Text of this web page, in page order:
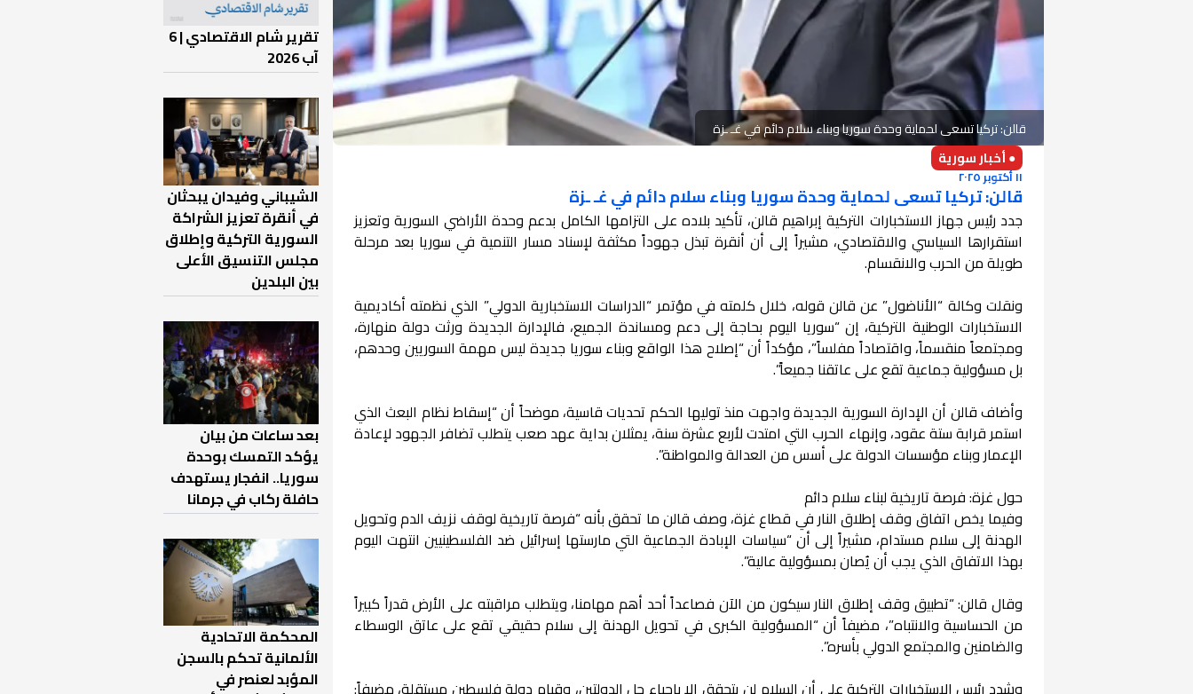
قالن: تركيا تسعى لحماية وحدة سوريا وبناء سلام دائم في غـ ـزة
● أخبار سورية
١١ أكتوبر ٢٠٢٥
قالن: تركيا تسعى لحماية وحدة سوريا وبناء سلام دائم في غـ ـزة
جدد رئيس جهاز الاستخبارات التركية إبراهيم قالن، تأكيد بلاده على التزامها الكامل بدعم وحدة الأراضي السورية وتعزيز
استقرارها السياسي والاقتصادي، مشيراً إلى أن أنقرة تبذل جهوداً مكثفة لإسناد مسار التنمية في سوريا بعد مرحلة
طويلة من الحرب والانقسام.
ونقلت وكالة “الأناضول” عن قالن قوله، خلال كلمته في مؤتمر “الدراسات الاستخبارية الدولي” الذي نظمته أكاديمية
الاستخبارات الوطنية التركية، إن “سوريا اليوم بحاجة إلى دعم ومساندة الجميع، فالإدارة الجديدة ورثت دولة منهارة،
ومجتمعاً منقسماً، واقتصاداً مفلساً”، مؤكداً أن “إصلاح هذا الواقع وبناء سوريا جديدة ليس مهمة السوريين وحدهم،
بل مسؤولية جماعية تقع على عاتقنا جميعاً”.
وأضاف قالن أن الإدارة السورية الجديدة واجهت منذ توليها الحكم تحديات قاسية، موضحاً أن “إسقاط نظام البعث الذي
استمر قرابة ستة عقود، وإنهاء الحرب التي امتدت لأربع عشرة سنة، يمثلان بداية عهد صعب يتطلب تضافر الجهود لإعادة
الإعمار وبناء مؤسسات الدولة على أسس من العدالة والمواطنة”.
حول غزة: فرصة تاريخية لبناء سلام دائم
وفيما يخص اتفاق وقف إطلاق النار في قطاع غزة، وصف قالن ما تحقق بأنه “فرصة تاريخية لوقف نزيف الدم وتحويل
الهدنة إلى سلام مستدام، مشيراً إلى أن “سياسات الإبادة الجماعية التي مارستها إسرائيل ضد الفلسطينيين انتهت اليوم
بهذا الاتفاق الذي يجب أن يُصان بمسؤولية عالية”.
وقال قالن: “تطبيق وقف إطلاق النار سيكون من الآن فصاعداً أحد أهم مهامنا، ويتطلب مراقبته على الأرض قدراً كبيراً
من الحساسية والانتباه”، مضيفاً أن “المسؤولية الكبرى في تحويل الهدنة إلى سلام حقيقي تقع على عاتق الوسطاء
والضامنين والمجتمع الدولي بأسره”.
وشدد رئيس الاستخبارات التركية على أن السلام لن يتحقق إلا بإحياء حل الدولتين، وقيام دولة فلسطين مستقلة، مضيفاً:
تقرير شام الاقتصادي | 6
آب 2026
الشيباني وفيدان يبحثان
في أنقرة تعزيز الشراكة
السورية التركية وإطلاق
مجلس التنسيق الأعلى
بين البلدين
بعد ساعات من بيان
يؤكد التمسك بوحدة
سوريا.. انفجار يستهدف
حافلة ركاب في جرمانا
المحكمة الاتحادية
الألمانية تحكم بالسجن
المؤبد لعنصر في